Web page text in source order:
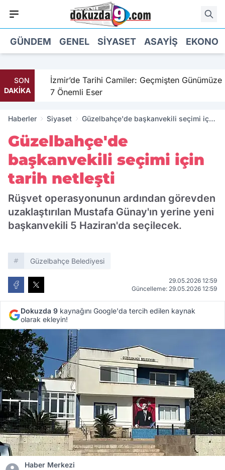
GÜNDEM GENEL SIYASET ASAYIŞ
SON
DAKİKA
İzmir’de Tarihi Camiler: Geçmişten Günümüze
7 Önemli Eser
Haberler Siyaset
Güzelbahçe'de başkanvekili seçimi için
Güzelbahçe'de
başkanvekili seçimi için
tarih netleşti
Rüşvet operasyonunun ardından görevden
uzaklaştırılan Mustafa Günay'ın yerine yeni
başkanvekili 5 Haziran'da seçilecek.
Güzelbahçe Belediyesi
29.05.2026 12:59
Güncelleme: 29.05.2026 12:59
Dokuzda 9 kaynağını Google'da tercih edilen kaynak
olarak ekleyin!
Haber Merkezi